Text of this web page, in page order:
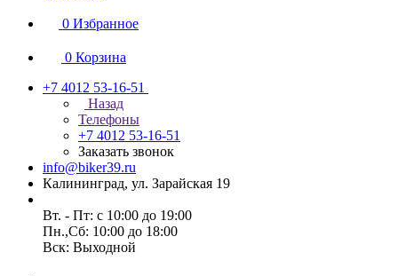
0 Избранное
0 Корзина
+7 4012 53-16-51
Назад
Телефоны
+7 4012 53-16-51
Заказать звонок
info@biker39.ru
Калининград, ул. Зарайская 19
Вт. - Пт: с 10:00 до 19:00
Пн.,Сб: 10:00 до 18:00
Вск: Выходной